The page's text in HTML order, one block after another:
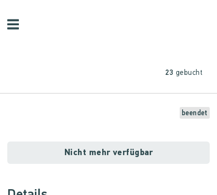
23 gebucht
beendet
Nicht mehr verfügbar